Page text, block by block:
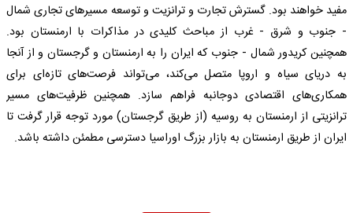
مفید خواهند بود. گسترش تجارت و ترانزیت و توسعه مسیرهای تجاری شمال
- جنوب و شرق - غرب از مباحث کلیدی در مذاکرات با ارمنستان بود.
همچنین کریدور شمال - جنوب که ایران را به ارمنستان و گرجستان و از آنجا
به دریای سیاه و اروپا متصل می‌کند، می‌تواند فرصت‌های تازه‌ای برای
همکاری‌های اقتصادی دوجانبه فراهم سازد. همچنین ظرفیت‌های مسیر
ترانزیتی از ارمنستان به روسیه (از طریق گرجستان) مورد توجه قرار گرفت تا
ایران از طریق ارمنستان به بازار بزرگ اوراسیا دسترسی مطمئن داشته باشد.